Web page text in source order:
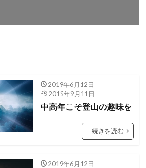
2019年6月12日
2019年9月11日
中高年こそ登山の趣味を
続きを読む
2019年6月12日